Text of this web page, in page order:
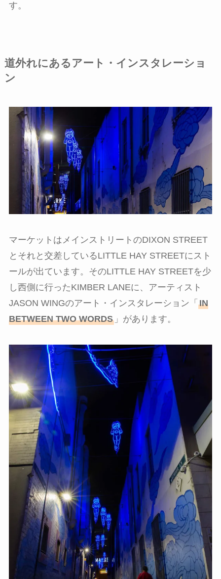
す。
道外れにあるアート・インスタレーショ
ン
マーケットはメインストリートのDIXON STREET
とそれと交差しているLITTLE HAY STREETにスト
ールが出ています。そのLITTLE HAY STREETを少
し西側に行ったKIMBER LANEに、アーティスト
JASON WINGのアート・インスタレーション「 IN
BETWEEN TWO WORDS」があります。